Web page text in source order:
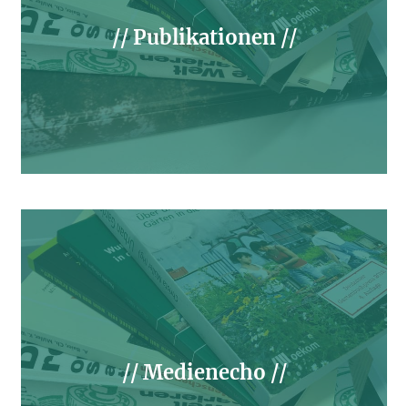
// Publikationen //
// Medienecho //